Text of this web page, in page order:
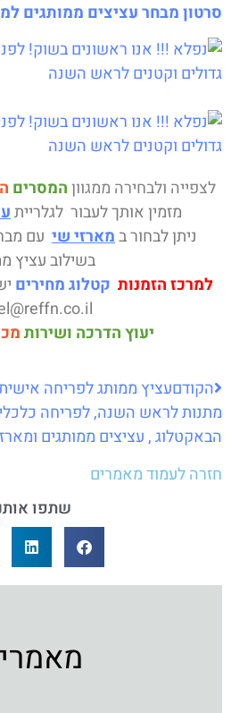
מבחר עציצים ממותגים
ולבחירה ממגווןהמסרים
מזמין אותך לעבור לגלריית
ניתן לבחור במארזי שיעם מבחר
בשילוב עציץ
הזמנות קטלוג מחירים
יעוץ הדרכה ושירותמכל
עציץ ממותג לפריחה אישית
לראש השנה, לפריחה כלכלית
קטלוג , עציצים ממותגים ומארזי שי
לעמוד מאמרים
שתפו אותנו
מאמרים